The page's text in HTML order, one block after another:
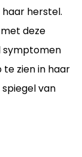
herstel.
deze
symptomen
te zien in haar
spiegel van